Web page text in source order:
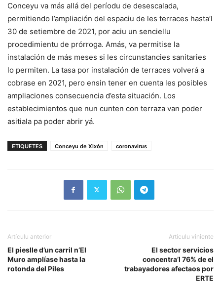
Conceyu va más allá del períodu de desescalada,
permitiendo l’ampliación del espaciu de les terraces hasta’l
30 de setiembre de 2021, por aciu un senciellu
procedimientu de prórroga. Amás, va permitise la
instalación de más meses si les circunstancies sanitaries
lo permiten. La tasa por instalación de terraces volverá a
cobrase en 2021, pero ensin tener en cuenta les posibles
ampliaciones consecuencia d’esta situación. Los
establecimientos que nun cunten con terraza van poder
asitiala pa poder abrir yá.
ETIQUETES Conceyu de Xixón coronavirus
Artículu anterior
El pieslle d’un carril n’El
Muro amplíase hasta la
rotonda del Piles
Artículu viniente
El sector servicios
concentra’l 76% de el
trabayadores afectaos por
ERTE